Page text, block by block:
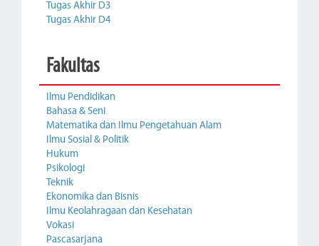
Tugas Akhir D3
Tugas Akhir D4
Fakultas
Ilmu Pendidikan
Bahasa & Seni
Matematika dan Ilmu Pengetahuan Alam
Ilmu Sosial & Politik
Hukum
Psikologi
Teknik
Ekonomika dan Bisnis
Ilmu Keolahragaan dan Kesehatan
Vokasi
Pascasarjana